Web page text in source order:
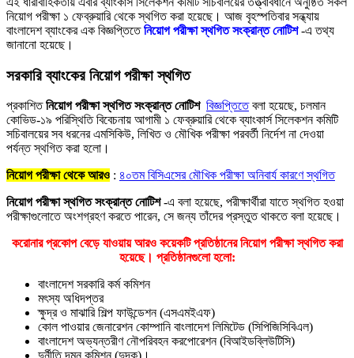
নিয়োগ পরীক্ষা ১ ফেব্রুয়ারি থেকে স্থগিত করা হয়েছে। আজ বৃহস্পতিবার সন্ধ্যায়
বাংলাদেশ ব্যাংকের এক বিজ্ঞপ্তিতেনিয়োগ পরীক্ষা স্থগিত সংক্রান্ত নোটিশ-এ তথ্য
জানানো হয়েছে।
সরকারি ব্যাংকের নিয়োগ পরীক্ষা স্থগিত
প্রকাশিতনিয়োগ পরীক্ষা স্থগিত সংক্রান্ত নোটিশ বিজ্ঞপ্তিতেবলা হয়েছে, চলমান
কোভিড-১৯ পরিস্থিতি বিবেচনায় আগামী ১ ফেব্রুয়ারি থেকে ব্যাংকার্স সিলেকশন কমিটি
সচিবালয়ের সব ধরনের এমসিকিউ, লিখিত ও মৌখিক পরীক্ষা পরবর্তী নির্দেশ না দেওয়া
পর্যন্ত স্থগিত করা হলো।
নিয়োগ পরীক্ষা থেকে আরও : ৪০তম বিসিএসের মৌখিক পরীক্ষা অনিবার্য কারণে স্থগিত
নিয়োগ পরীক্ষা স্থগিত সংক্রান্ত নোটিশ-এ বলা হয়েছে, পরীক্ষার্থীরা যাতে স্থগিত হওয়া
পরীক্ষাগুলোতে অংশগ্রহণ করতে পারেন, সে জন্য তাঁদের প্রস্তুত থাকতে বলা হয়েছে।
করোনার প্রকোপ বেড়ে যাওয়ায় আরও কয়েকটি প্রতিষ্ঠানের নিয়োগ পরীক্ষা স্থগিত করা
হয়েছে। প্রতিষ্ঠানগুলো হলো:
বাংলাদেশ সরকারি কর্ম কমিশন
মৎস্য অধিদপ্তর
ক্ষুদ্র ও মাঝারি শিল্প ফাউন্ডেশন (এসএমইএফ)
কোল পাওয়ার জেনারেশন কোম্পানি বাংলাদেশ লিমিটেড (সিপিজিসিবিএল)
বাংলাদেশ অভ্যন্তরীণ নৌপরিবহন করপোরেশন (বিআইডব্লিউটিসি)